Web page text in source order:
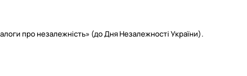
про незалежність» (до Дня Незалежності України).